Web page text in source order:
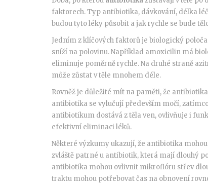
faktorech. Typ antibiotika, dávkování, délka
budou tyto léky působit a jak rychle se bude
Jedním z klíčových faktorů je biologický
sníží na polovinu. Například amoxicilin má
eliminuje poměrně rychle. Na druhé straně
může zůstat v těle mnohem déle.
Rovněž je důležité mít na paměti, že
antibiotika se vylučují především močí,
antibiotikum dostává z těla ven, ovlivňuje i
efektivní eliminaci léků.
Některé výzkumy ukazují, že antibiotika
zvláště patrné u antibiotik, která mají dlouhý
antibiotika mohou ovlivnit mikroflóru střev
traktu mohou potřebovat čas na obnovení